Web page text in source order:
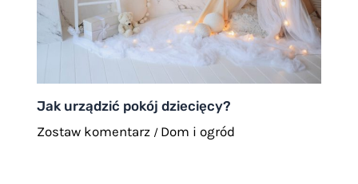
Jak urządzić pokój dziecięcy?
Zostaw komentarz / Dom i ogród